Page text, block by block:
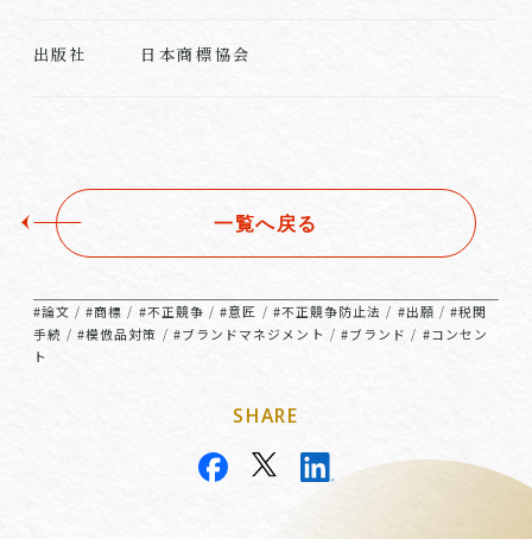
出版社 日本商標協会
一覧へ戻る
#論文 /#商標 / #不正競争 /#意匠 / #不正競争防止法 / #出願 /#税関
手続 / #模倣品対策 / #ブランドマネジメント / #ブランド / #コンセン
ト
SHARE